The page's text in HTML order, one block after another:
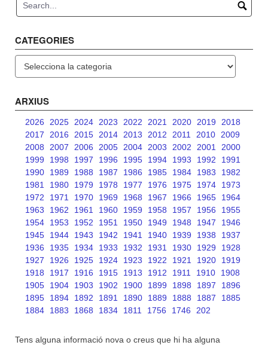
CATEGORIES
ARXIUS
2026 2025 2024 2023 2022 2021 2020 2019
2018
2017
2016 2015 2014 2013 2012 2011 2010
2009
2008
2007 2006 2005 2004 2003 2002 2001
2000
1999
1998 1997 1996 1995 1994 1993 1992
1991
1990
1989 1988 1987 1986 1985 1984 1983
1982
1981
1980 1979 1978 1977 1976 1975 1974
1973
1972
1971 1970 1969 1968 1967 1966 1965
1964
1963
1962 1961 1960 1959 1958 1957 1956
1955
1954
1953 1952 1951 1950 1949 1948 1947
1946
1945
1944 1943 1942 1941 1940 1939 1938
1937
1936
1935 1934 1933 1932 1931 1930 1929
1928
1927
1926 1925 1924 1923 1922 1921 1920
1919
1918
1917 1916 1915 1913 1912 1911 1910
1908
1905
1904 1903 1902 1900 1899 1898 1897
1896
1895
1894 1892 1891 1890 1889 1888 1887
1885
1884
1883 1868 1834 1811 1756 1746 202
Tens alguna informació nova o creus que hi ha alguna